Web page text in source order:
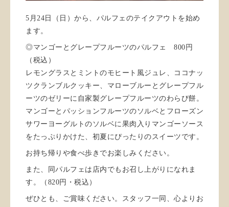
5月24日（日）から、パルフェのテイクアウトを始め
ます。
◎マンゴーとグレープフルーツのパルフェ 800円
（税込）
レモングラスとミントのモヒート風ジュレ、ココナッ
ツクランブルクッキー、マローブルーとグレープフル
ーツのゼリーに自家製グレープフルーツのわらび餅。
マンゴーとパッションフルーツのソルベとフローズン
サワーヨーグルトのソルベに果肉入りマンゴーソース
をたっぷりかけた、初夏にぴったりのスイーツです。
お持ち帰りや食べ歩きでお楽しみください。
また、同パルフェは店内でもお召し上がりになれま
す。（820円・税込）
ぜひとも、ご賞味ください。スタッフ一同、心よりお